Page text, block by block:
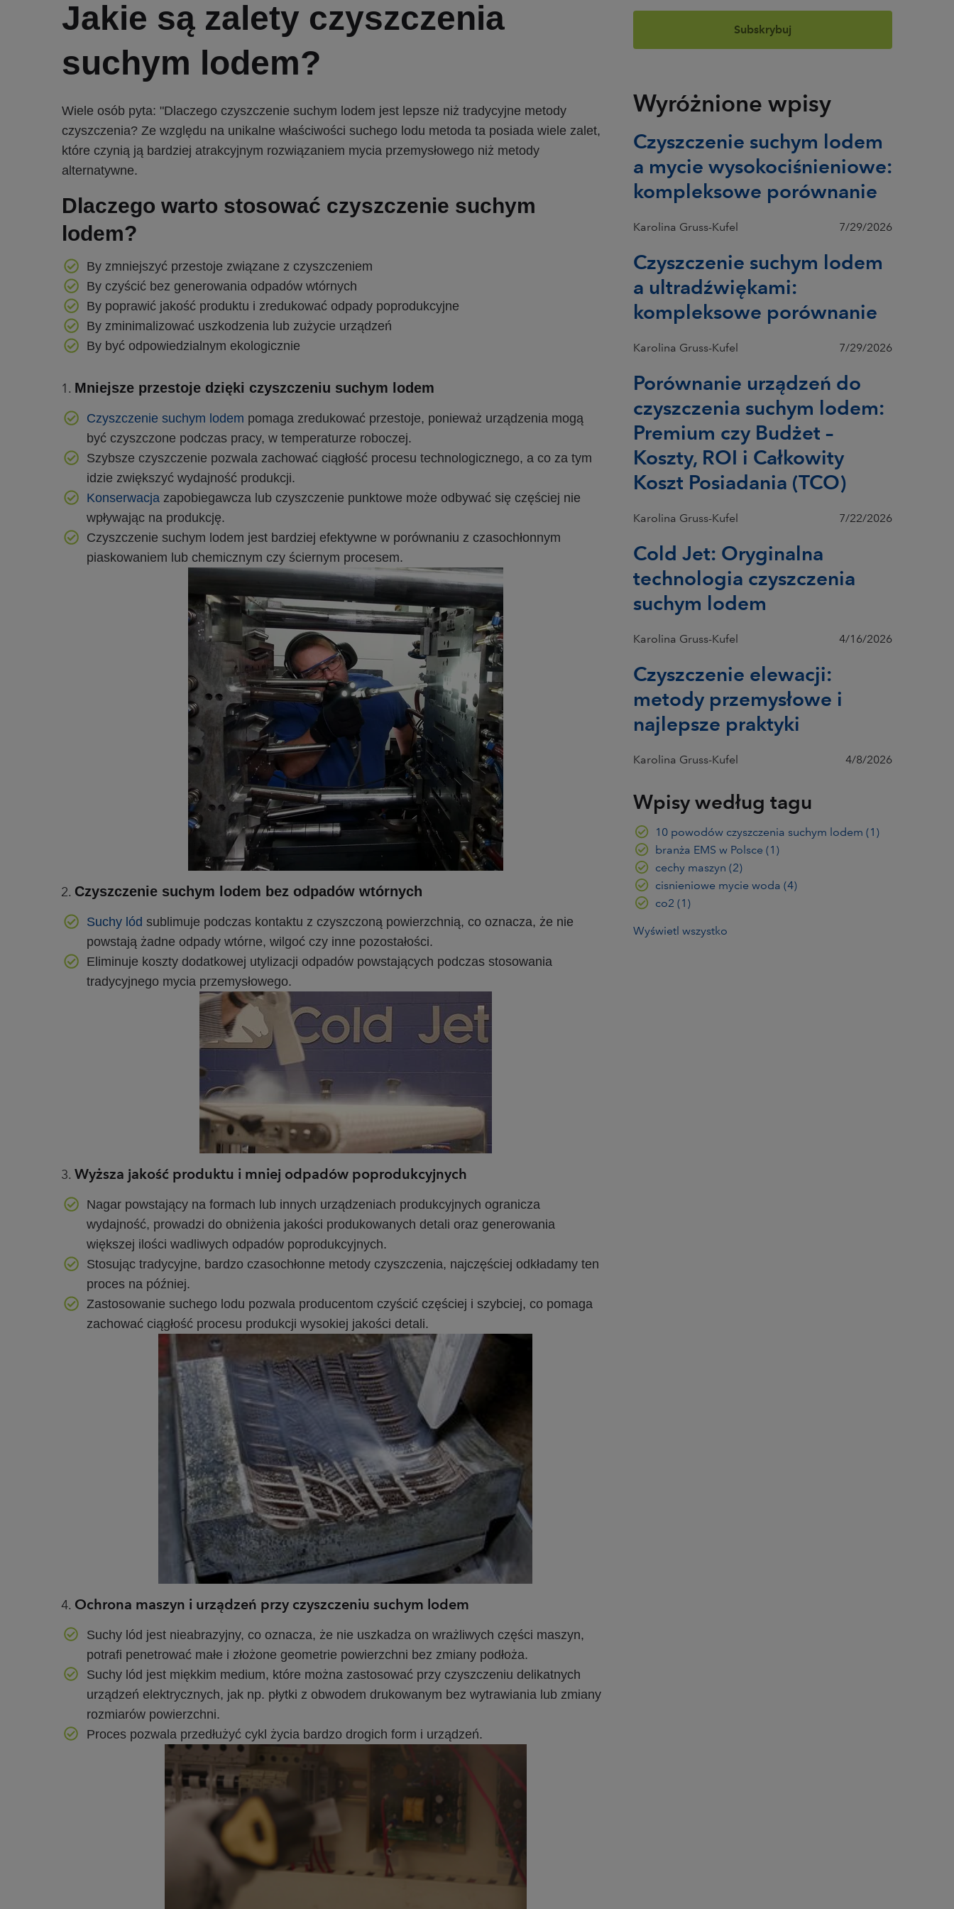
Jakie są zalety czyszczenia
suchym lodem?
Wiele osób pyta: "Dlaczego czyszczenie suchym lodem jest lepsze niż tradycyjne metody
czyszczenia? Ze względu na unikalne właściwości suchego lodu metoda ta posiada wiele zalet,
które czynią ją bardziej atrakcyjnym rozwiązaniem mycia przemysłowego niż metody
alternatywne.
Dlaczego warto stosować czyszczenie suchym
lodem?
By zmniejszyć przestoje związane z czyszczeniem
By czyścić bez generowania odpadów wtórnych
By poprawić jakość produktu i zredukować odpady poprodukcyjne
By zminimalizować uszkodzenia lub zużycie urządzeń
By być odpowiedzialnym ekologicznie
Mniejsze przestoje dzięki czyszczeniu suchym lodem
Czyszczenie suchym lodem pomaga zredukować przestoje, ponieważ urządzenia mogą
być czyszczone podczas pracy, w temperaturze roboczej.
Szybsze czyszczenie pozwala zachować ciągłość procesu technologicznego, a co za tym
idzie zwiększyć wydajność produkcji.
Konserwacja zapobiegawcza lub czyszczenie punktowe może odbywać się częściej nie
wpływając na produkcję.
Czyszczenie suchym lodem jest bardziej efektywne w porównaniu z czasochłonnym
piaskowaniem lub chemicznym czy ściernym procesem.
Czyszczenie suchym lodem bez odpadów wtórnych
Suchy lód sublimuje podczas kontaktu z czyszczoną powierzchnią, co oznacza, że nie
powstają żadne odpady wtórne, wilgoć czy inne pozostałości.
Eliminuje koszty dodatkowej utylizacji odpadów powstających podczas stosowania
tradycyjnego mycia przemysłowego.
Wyższa jakość produktu i mniej odpadów poprodukcyjnych
Nagar powstający na formach lub innych urządzeniach produkcyjnych ogranicza
wydajność, prowadzi do obniżenia jakości produkowanych detali oraz generowania
większej ilości wadliwych odpadów poprodukcyjnych.
Stosując tradycyjne, bardzo czasochłonne metody czyszczenia, najczęściej odkładamy ten
proces na później.
Zastosowanie suchego lodu pozwala producentom czyścić częściej i szybciej, co pomaga
zachować ciągłość procesu produkcji wysokiej jakości detali.
Ochrona maszyn i urządzeń przy czyszczeniu suchym lodem
Suchy lód jest nieabrazyjny, co oznacza, że nie uszkadza on wrażliwych części maszyn,
potrafi penetrować małe i złożone geometrie powierzchni bez zmiany podłoża.
Suchy lód jest miękkim medium, które można zastosować przy czyszczeniu delikatnych
urządzeń elektrycznych, jak np. płytki z obwodem drukowanym bez wytrawiania lub zmiany
rozmiarów powierzchni.
Proces pozwala przedłużyć cykl życia bardzo drogich form i urządzeń.
Wyróżnione wpisy
Czyszczenie suchym lodem
a mycie wysokociśnieniowe:
kompleksowe porównanie
Karolina Gruss-Kufel 7/29/2026
Czyszczenie suchym lodem
a ultradźwiękami:
kompleksowe porównanie
Karolina Gruss-Kufel 7/29/2026
Porównanie urządzeń do
czyszczenia suchym lodem:
Premium czy Budżet –
Koszty, ROI i Całkowity
Koszt Posiadania (TCO)
Karolina Gruss-Kufel 7/22/2026
Cold Jet: Oryginalna
technologia czyszczenia
suchym lodem
Karolina Gruss-Kufel 4/16/2026
Czyszczenie elewacji:
metody przemysłowe i
najlepsze praktyki
Karolina Gruss-Kufel 4/8/2026
Wpisy według tagu
10 powodów czyszczenia suchym lodem (1)
branża EMS w Polsce (1)
cechy maszyn (2)
cisnieniowe mycie woda (4)
co2 (1)
Wyświetl wszystko